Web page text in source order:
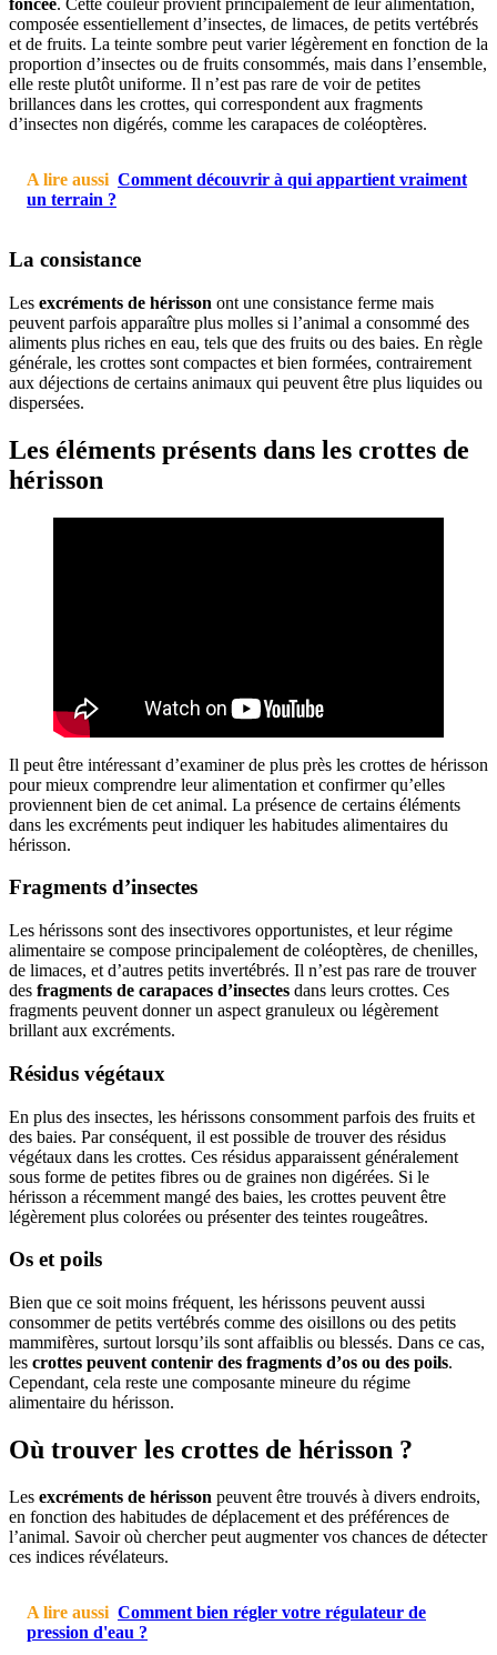
composée essentiellement d’insectes, de limaces, de petits vertébrés
et de fruits. La teinte sombre peut varier légèrement en fonction de la
proportion d’insectes ou de fruits consommés, mais dans l’ensemble,
elle reste plutôt uniforme. Il n’est pas rare de voir de petites
brillances dans les crottes, qui correspondent aux fragments
d’insectes non digérés, comme les carapaces de coléoptères.
A lire aussi Comment découvrir à qui appartient vraiment
un terrain ?
La consistance
Les excréments de hérisson ont une consistance ferme mais
peuvent parfois apparaître plus molles si l’animal a consommé des
aliments plus riches en eau, tels que des fruits ou des baies. En règle
générale, les crottes sont compactes et bien formées, contrairement
aux déjections de certains animaux qui peuvent être plus liquides ou
dispersées.
Les éléments présents dans les crottes de
hérisson
Il peut être intéressant d’examiner de plus près les crottes de hérisson
pour mieux comprendre leur alimentation et confirmer qu’elles
proviennent bien de cet animal. La présence de certains éléments
dans les excréments peut indiquer les habitudes alimentaires du
hérisson.
Fragments d’insectes
Les hérissons sont des insectivores opportunistes, et leur régime
alimentaire se compose principalement de coléoptères, de chenilles,
de limaces, et d’autres petits invertébrés. Il n’est pas rare de trouver
des fragments de carapaces d’insectes dans leurs crottes. Ces
fragments peuvent donner un aspect granuleux ou légèrement
brillant aux excréments.
Résidus végétaux
En plus des insectes, les hérissons consomment parfois des fruits et
des baies. Par conséquent, il est possible de trouver des résidus
végétaux dans les crottes. Ces résidus apparaissent généralement
sous forme de petites fibres ou de graines non digérées. Si le
hérisson a récemment mangé des baies, les crottes peuvent être
légèrement plus colorées ou présenter des teintes rougeâtres.
Os et poils
Bien que ce soit moins fréquent, les hérissons peuvent aussi
consommer de petits vertébrés comme des oisillons ou des petits
mammifères, surtout lorsqu’ils sont affaiblis ou blessés. Dans ce cas,
les crottes peuvent contenir des fragments d’os ou des poils.
Cependant, cela reste une composante mineure du régime
alimentaire du hérisson.
Où trouver les crottes de hérisson ?
Les excréments de hérisson peuvent être trouvés à divers endroits,
en fonction des habitudes de déplacement et des préférences de
l’animal. Savoir où chercher peut augmenter vos chances de détecter
ces indices révélateurs.
A lire aussi Comment bien régler votre régulateur de
pression d'eau ?